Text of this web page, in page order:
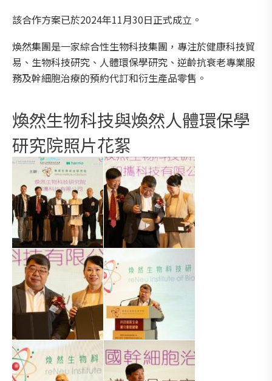
該合作方案已於2024年11月30日正式成立。
煥然集團是一家綜合性生物科技集團，專注於健康科技貿
易、生物科技研究、人體環保學研究、逆齡抗衰老專業服
務及幹細胞治療的預約代訂和衍生產品零售。
煥然生物科技與煥然人體環保學
研究院照片花絮